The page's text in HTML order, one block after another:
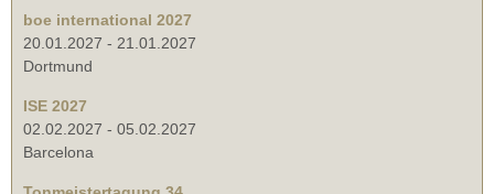
boe international 2027
20.01.2027 - 21.01.2027
Dortmund
ISE 2027
02.02.2027 - 05.02.2027
Barcelona